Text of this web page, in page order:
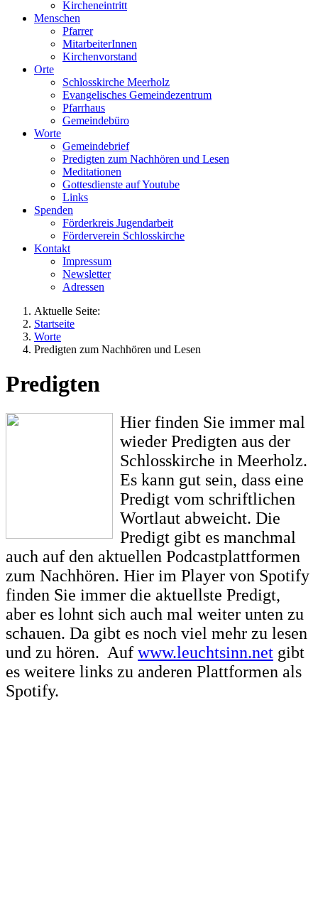
Kircheneintritt
Menschen
Pfarrer
MitarbeiterInnen
Kirchenvorstand
Orte
Schlosskirche Meerholz
Evangelisches Gemeindezentrum
Pfarrhaus
Gemeindebüro
Worte
Gemeindebrief
Predigten zum Nachhören und Lesen
Meditationen
Gottesdienste auf Youtube
Links
Spenden
Förderkreis Jugendarbeit
Förderverein Schlosskirche
Kontakt
Impressum
Newsletter
Adressen
Aktuelle Seite:
Startseite
Worte
Predigten zum Nachhören und Lesen
Predigten
Hier finden Sie immer mal
wieder Predigten aus der
Schlosskirche in Meerholz.
Es kann gut sein, dass eine
Predigt vom schriftlichen
Wortlaut abweicht. Die
Predigt gibt es manchmal
auch auf den aktuellen Podcastplattformen
zum Nachhören. Hier im Player von Spotify
finden Sie immer die aktuellste Predigt,
aber es lohnt sich auch mal weiter unten zu
schauen. Da gibt es noch viel mehr zu lesen
und zu hören. Auf www.leuchtsinn.net gibt
es weitere links zu anderen Plattformen als
Spotify.